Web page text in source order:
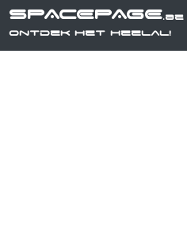
SPACEPAGE.be
Ontdek het heelal!